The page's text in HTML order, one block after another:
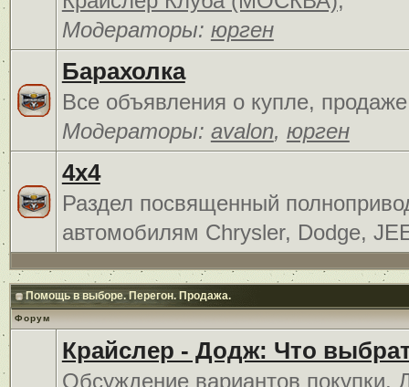
Модераторы: юрген
Барахолка
Все объявления о купле,
Модераторы: avalon, юрген
4x4
Раздел посвященный
автомобилям Chrysler, Dodge,
Помощь в выборе. Перегон. Продажа.
Форум
Крайслер - Додж: Что
Обсуждение вариантов покупки.